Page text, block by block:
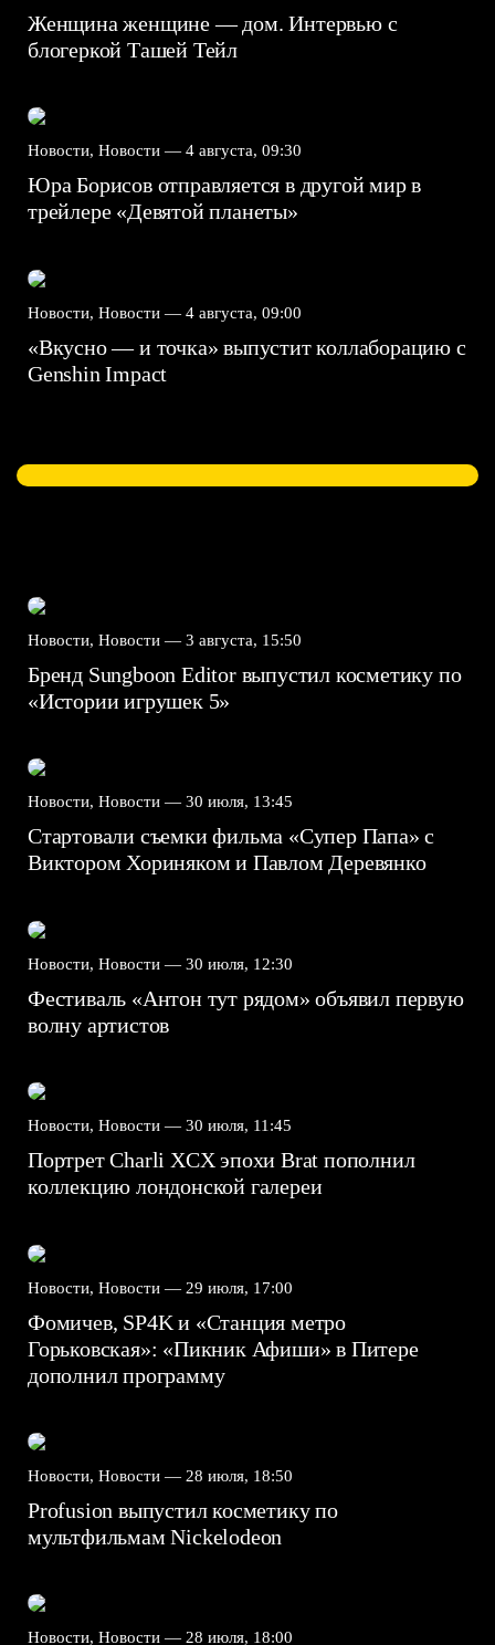
Женщина женщине — дом. Интервью с
блогеркой Ташей Тейл
Новости, Новости — 4 августа, 09:30
Юра Борисов отправляется в другой мир в
трейлере «Девятой планеты»
Новости, Новости — 4 августа, 09:00
«Вкусно — и точка» выпустит коллаборацию с
Genshin Impact⁠⁠
Новости, Новости — 3 августа, 15:50
Бренд Sungboon Editor выпустил косметику по
«Истории игрушек 5»
Новости, Новости — 30 июля, 13:45
Стартовали съемки фильма «Супер Папа» с
Виктором Хориняком и Павлом Деревянко
Новости, Новости — 30 июля, 12:30
Фестиваль «Антон тут рядом» объявил первую
волну артистов
Новости, Новости — 30 июля, 11:45
Портрет Charli XCX эпохи Brat пополнил
коллекцию лондонской галереи
Новости, Новости — 29 июля, 17:00
Фомичев, SP4K и «Станция метро
Горьковская»: «Пикник Афиши» в Питере
дополнил программу
Новости, Новости — 28 июля, 18:50
Profusion выпустил косметику по
мультфильмам Nickelodeon
Новости, Новости — 28 июля, 18:00